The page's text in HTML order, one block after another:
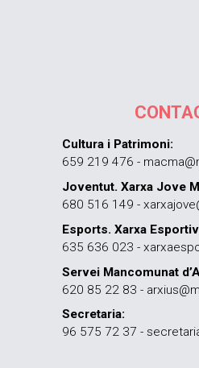
Cultura i Patrimoni:
659 219 476 -
Joventut. Xarxa Jove
680 516 149 -
Esports. Xarxa
635 636 023 -
Servei Mancomunat
620 85 22 83 -
Secretaria:
96 575 72 37 -